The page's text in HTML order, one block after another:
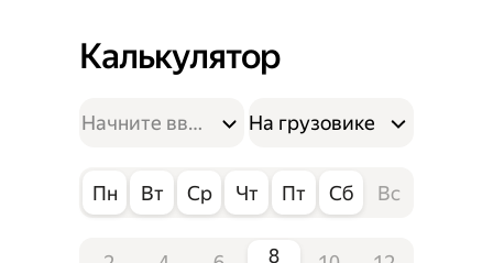
Калькулятор
На грузовике
Пн Вт Ср Чт Пт Сб Вс
8